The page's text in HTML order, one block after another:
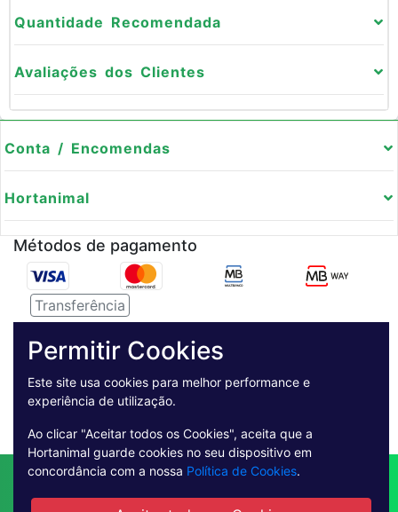
Quantidade Recomendada
Avaliações dos Clientes
Conta / Encomendas
Hortanimal
Métodos de pagamento
Transferência
Pagamento Seguro
Contactos Envio
Condições de Venda
Permitir Cookies
Este site usa cookies para melhor performance e
experiência de utilização.
Ao clicar "Aceitar todos os Cookies", aceita que a
Hortanimal guarde cookies no seu dispositivo em
concordância com a nossa Política de Cookies.